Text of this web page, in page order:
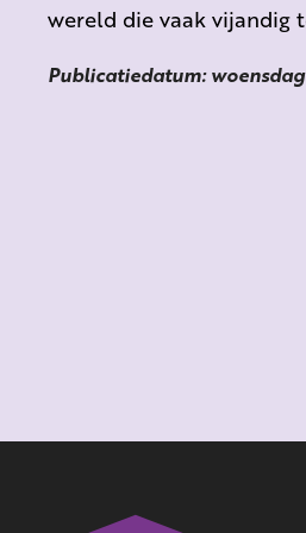
wereld die vaak vijandig
Publicatiedatum: